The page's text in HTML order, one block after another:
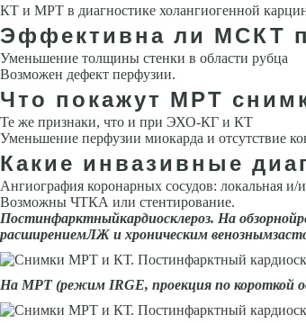
КТ и МРТ в диагностике холангиогенной
Эффективна ли МСКТ
Уменьшение толщины стенки в области рубца
Возможен дефект пер­фузии.
Что покажут МРТ
Те же признаки, что и при ЭХО-КГ и КТ
Уменьшение перфузии мио­карда и отсутствие
Какие инвазивные
Ангиография коронарных сосудов: локальная
Возможны ЧТКА или стентирование.
Постинфарктныйкардиосклероз. На
расширениемЛЖ и хроническим
На МРТ (режим IRGE, проекция по короткой